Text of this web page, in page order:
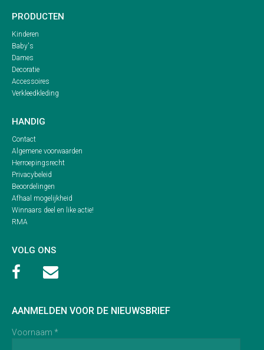
PRODUCTEN
Kinderen
Baby's
Dames
Decoratie
Accessoires
Verkleedkleding
HANDIG
Contact
Algemene voorwaarden
Herroepingsrecht
Privacybeleid
Beoordelingen
Afhaal mogelijkheid
Winnaars deel en like actie!
RMA
VOLG ONS
 
AANMELDEN VOOR DE NIEUWSBRIEF
Voornaam *